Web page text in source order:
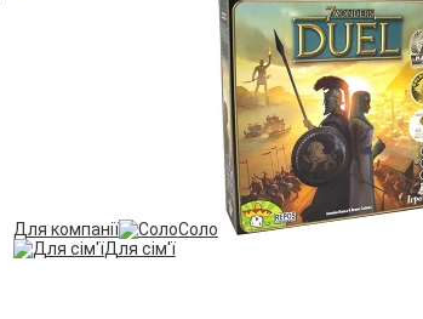
Для компанії Соло
Для сім'ї